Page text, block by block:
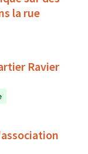
aux voitures dans la rue
Ravier